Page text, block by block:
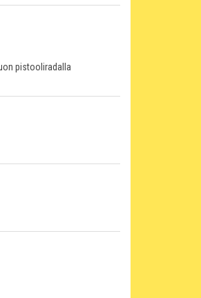
pistooliradalla